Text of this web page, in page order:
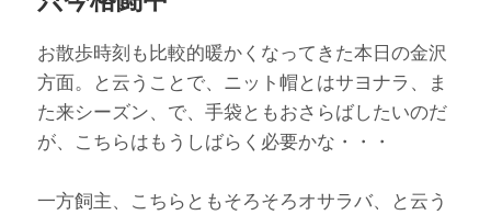
お散歩時刻も比較的暖かくなってきた本日の金沢
方面。と云うことで、ニット帽とはサヨナラ、ま
た来シーズン、で、手袋ともおさらばしたいのだ
が、こちらはもうしばらく必要かな・・・
一方飼主、こちらともそろそろオサラバ、と云う